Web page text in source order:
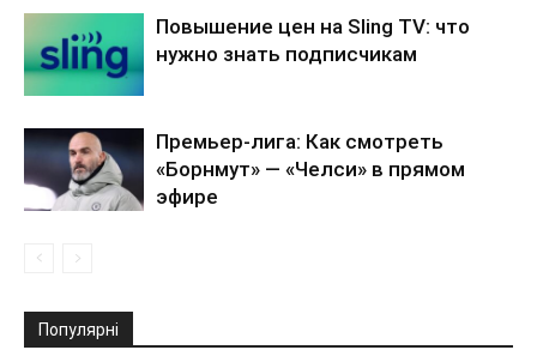
Повышение цен на Sling TV: что
нужно знать подписчикам
Премьер-лига: Как смотреть
«Борнмут» — «Челси» в прямом
эфире
Популярні